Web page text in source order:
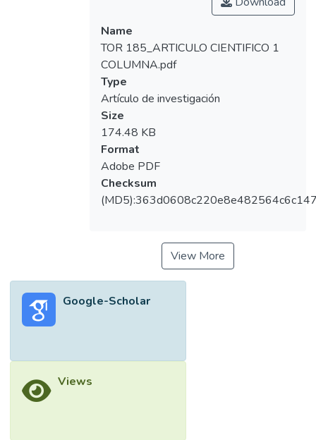
Name
TOR 185_ARTICULO CIENTIFICO 1
COLUMNA.pdf
Type
Artículo de investigación
Size
174.48 KB
Format
Adobe PDF
Checksum
View More
Google-Scholar
Views